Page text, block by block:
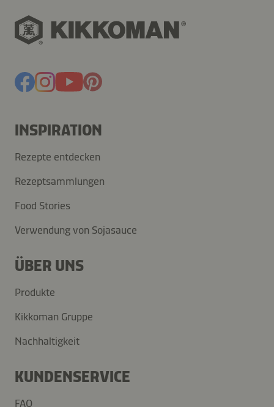
INSPIRATION
Rezepte entdecken
Rezeptsammlungen
Food Stories
Verwendung von Sojasauce
ÜBER UNS
Produkte
Kikkoman Gruppe
Nachhaltigkeit
KUNDENSERVICE
FAQ